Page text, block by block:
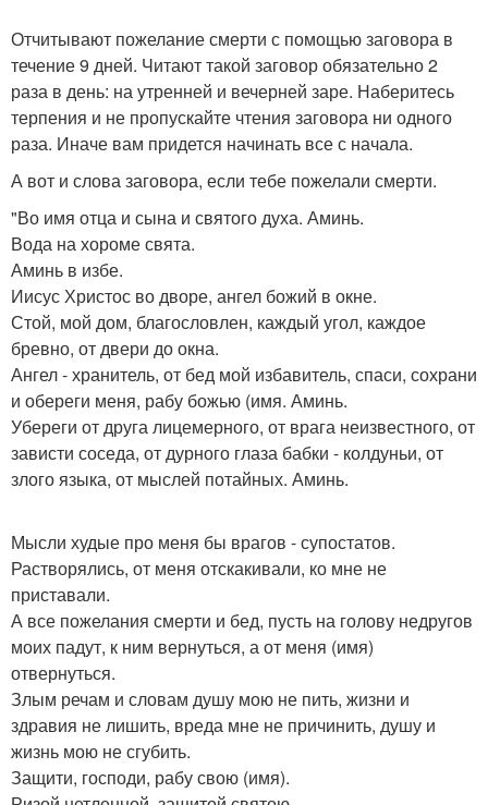
Отчитывают пожелание смерти с помощью заговора в
течение 9 дней. Читают такой заговор обязательно 2
раза в день: на утренней и вечерней заре. Наберитесь
терпения и не пропускайте чтения заговора ни одного
раза. Иначе вам придется начинать все с начала.
А вот и слова заговора, если тебе пожелали смерти.
"Во имя отца и сына и святого духа. Аминь.
Вода на хороме свята.
Аминь в избе.
Иисус Христос во дворе, ангел божий в окне.
Стой, мой дом, благословлен, каждый угол, каждое
бревно, от двери до окна.
Ангел - хранитель, от бед мой избавитель, спаси, сохрани
и обереги меня, рабу божью (имя. Аминь.
Убереги от друга лицемерного, от врага неизвестного, от
зависти соседа, от дурного глаза бабки - колдуньи, от
злого языка, от мыслей потайных. Аминь.
Мысли худые про меня бы врагов - супостатов.
Растворялись, от меня отскакивали, ко мне не
приставали.
А все пожелания смерти и бед, пусть на голову недругов
моих падут, к ним вернуться, а от меня (имя)
отвернуться.
Злым речам и словам душу мою не пить, жизни и
здравия не лишить, вреда мне не причинить, душу и
жизнь мою не сгубить.
Защити, господи, рабу свою (имя).